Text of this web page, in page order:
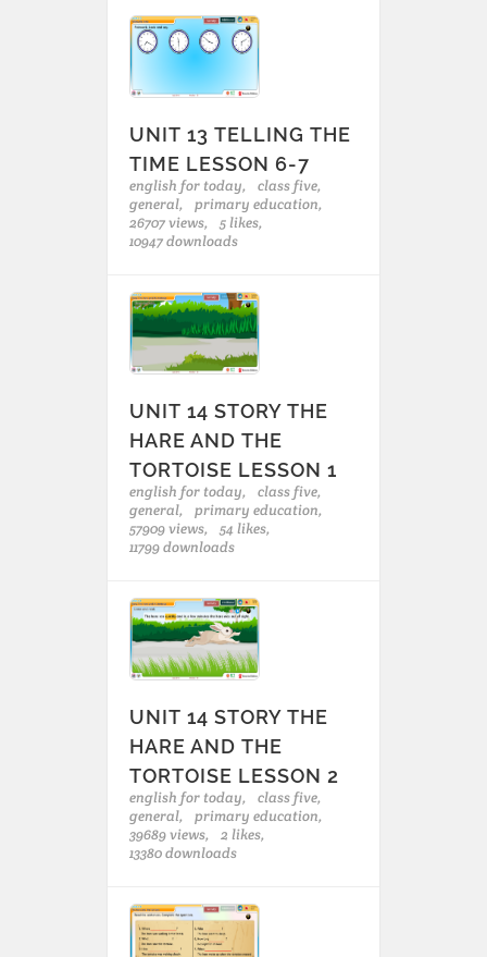
UNIT 13 TELLING THE
TIME LESSON 6-7
english for today,
class five,
general,
primary education,
26707 views,
5 likes,
10947 downloads
UNIT 14 STORY THE
HARE AND THE
TORTOISE LESSON 1
english for today,
class five,
general,
primary education,
57909 views,
54 likes,
11799 downloads
UNIT 14 STORY THE
HARE AND THE
TORTOISE LESSON 2
english for today,
class five,
general,
primary education,
39689 views,
2 likes,
13380 downloads